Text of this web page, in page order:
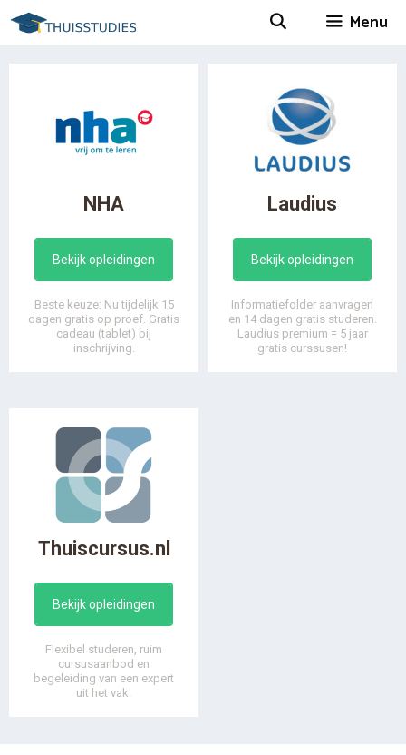
Spring
naar
Menu
NHA
Bekijk opleidingen
Beste keuze: Nu tijdelijk 15
dagen gratis op proef. Gratis
cadeau (tablet) bij
inschrijving.
Laudius
Bekijk opleidingen
Informatiefolder aanvragen
en 14 dagen gratis studeren.
Laudius premium = 5 jaar
gratis curssusen!
Thuiscursus.nl
Bekijk opleidingen
Flexibel studeren, ruim
cursusaanbod en
begeleiding van een expert
uit het vak.